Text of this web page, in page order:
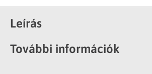
Facebook
X
Leírás
További információk